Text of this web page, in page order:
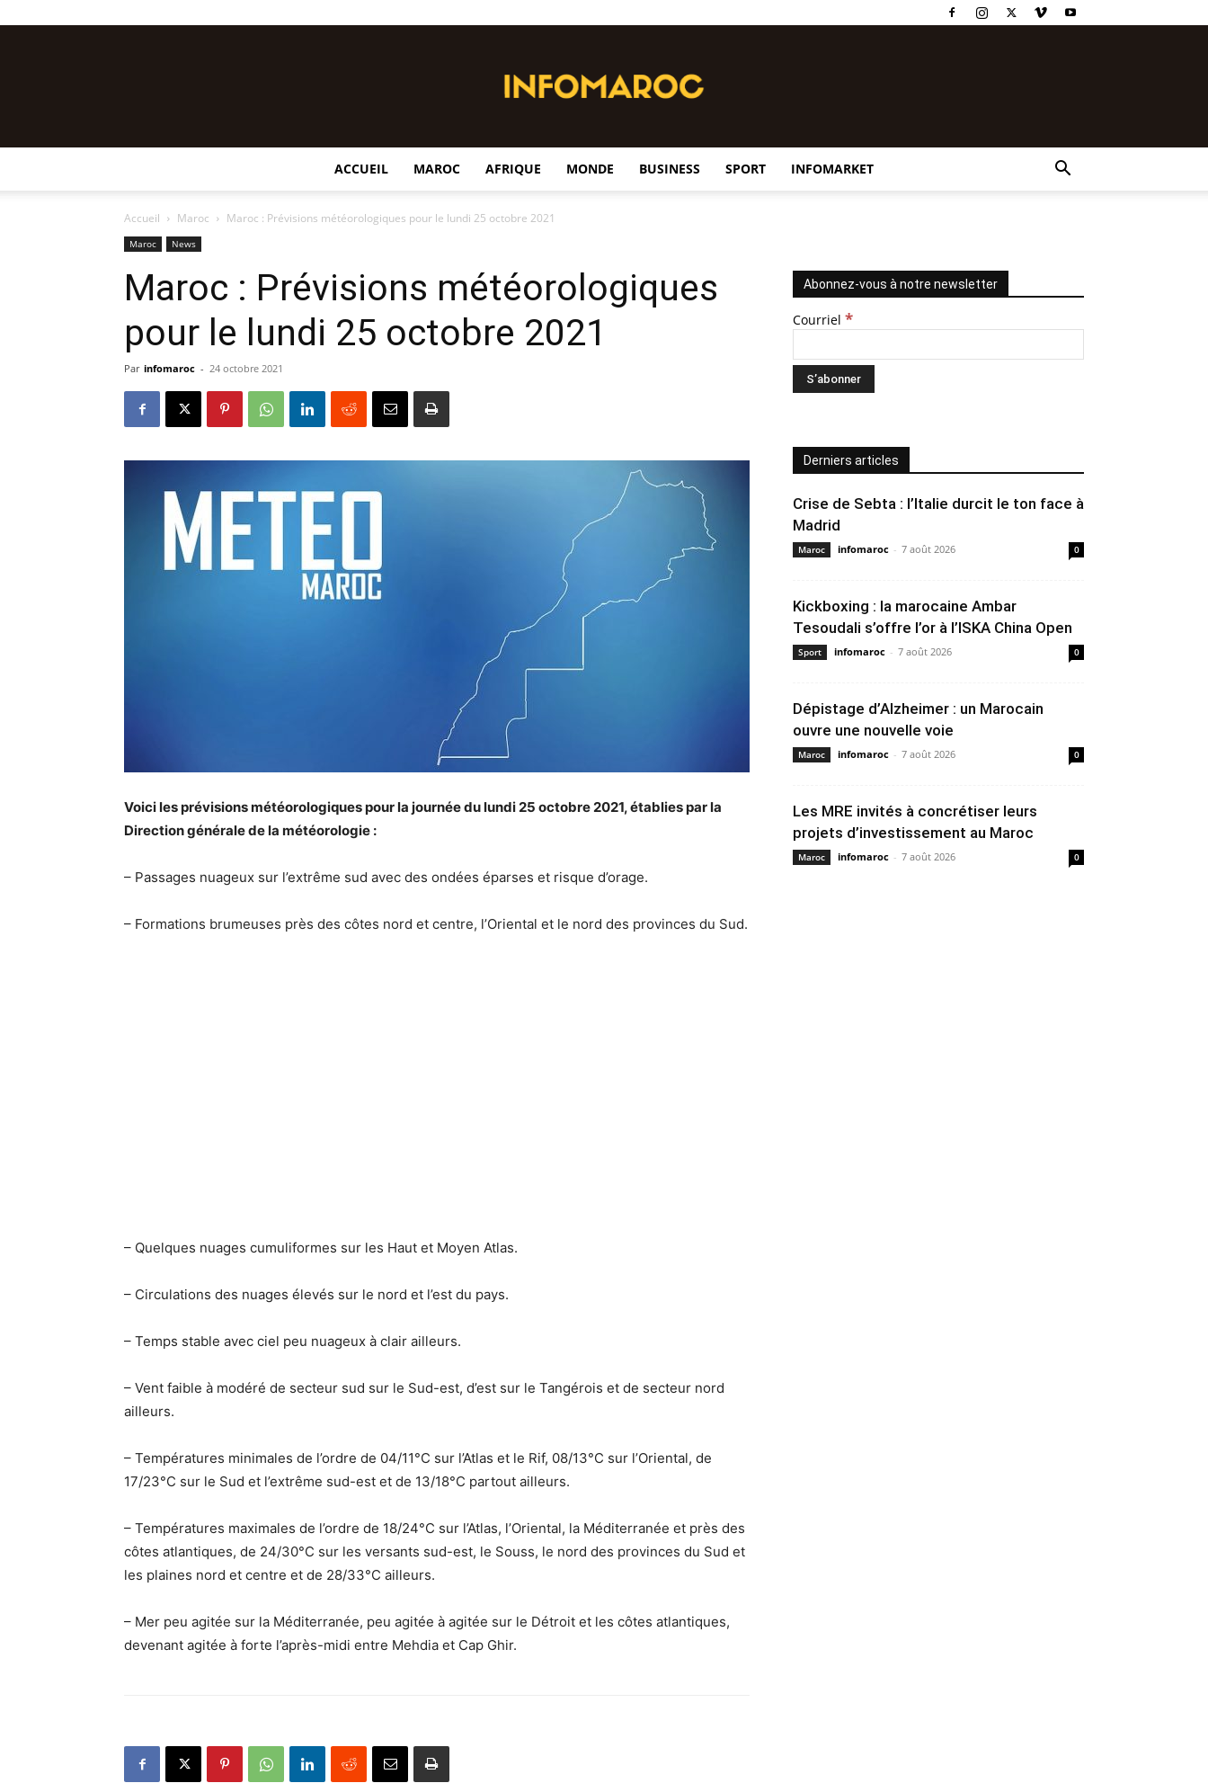
ACCUEIL MAROC AFRIQUE MONDE BUSINESS SPORT INFOMARKET
Accueil Maroc Maroc : Prévisions météorologiques pour le lundi 25 octobre 2021
Maroc News
Maroc : Prévisions météorologiques
pour le lundi 25 octobre 2021
Par infomaroc - 24 octobre 2021
Voici les prévisions météorologiques pour la journée du lundi 25 octobre 2021, établies par la
Direction générale de la météorologie :
– Passages nuageux sur l’extrême sud avec des ondées éparses et risque d’orage.
– Formations brumeuses près des côtes nord et centre, l’Oriental et le nord des provinces du Sud.
– Quelques nuages cumuliformes sur les Haut et Moyen Atlas.
– Circulations des nuages élevés sur le nord et l’est du pays.
– Temps stable avec ciel peu nuageux à clair ailleurs.
– Vent faible à modéré de secteur sud sur le Sud-est, d’est sur le Tangérois et de secteur nord
ailleurs.
– Températures minimales de l’ordre de 04/11°C sur l’Atlas et le Rif, 08/13°C sur l’Oriental, de
17/23°C sur le Sud et l’extrême sud-est et de 13/18°C partout ailleurs.
– Températures maximales de l’ordre de 18/24°C sur l’Atlas, l’Oriental, la Méditerranée et près des
côtes atlantiques, de 24/30°C sur les versants sud-est, le Souss, le nord des provinces du Sud et
les plaines nord et centre et de 28/33°C ailleurs.
– Mer peu agitée sur la Méditerranée, peu agitée à agitée sur le Détroit et les côtes atlantiques,
devenant agitée à forte l’après-midi entre Mehdia et Cap Ghir.
Abonnez-vous à notre newsletter
Courriel *
Derniers articles
Crise de Sebta : l’Italie durcit le ton face à
Madrid
Maroc infomaroc - 7 août 2026 0
Kickboxing : la marocaine Ambar
Tesoudali s’offre l’or à l’ISKA China Open
Sport infomaroc - 7 août 2026 0
Dépistage d’Alzheimer : un Marocain
ouvre une nouvelle voie
Maroc infomaroc - 7 août 2026 0
Les MRE invités à concrétiser leurs
projets d’investissement au Maroc
Maroc infomaroc - 7 août 2026 0